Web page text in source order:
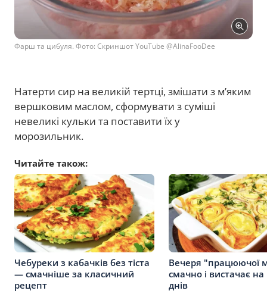
Фарш та цибуля. Фото: Скриншот YouTube @AlinaFooDee
Натерти сир на великій тертці, змішати з м’яким
вершковим маслом, сформувати з суміші
невеликі кульки та поставити їх у
морозильник.
Читайте також:
Чебуреки з кабачків без тіста
— смачніше за класичний
рецепт
Вечеря "працюючої
смачно і вистачає на
днів